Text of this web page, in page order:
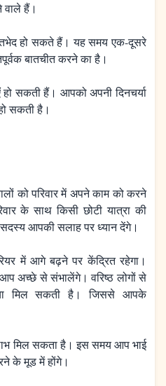
हैं।
हो सकते हैं। यह समय एक-दूसरे
बातचीत करने का है।
सकती हैं। आपको अपनी दिनचर्या
सकती है।
को परिवार में अपने काम को करने
के साथ किसी छोटी यात्रा की
आपकी सलाह पर ध्यान देंगे।
में आगे बढ़ने पर केंद्रित रहेगा।
अच्छे से संभालेंगे। वरिष्ठ लोगों से
मिल सकती है। जिससे आपके
मिल सकता है। इस समय आप भाई
के मूड में होंगे।